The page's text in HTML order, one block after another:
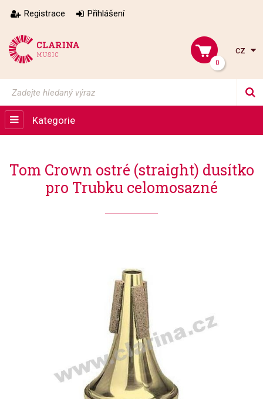
Registrace Přihlášení
0
cz
Kategorie
Tom Crown ostré (straight) dusítko
pro Trubku celomosazné